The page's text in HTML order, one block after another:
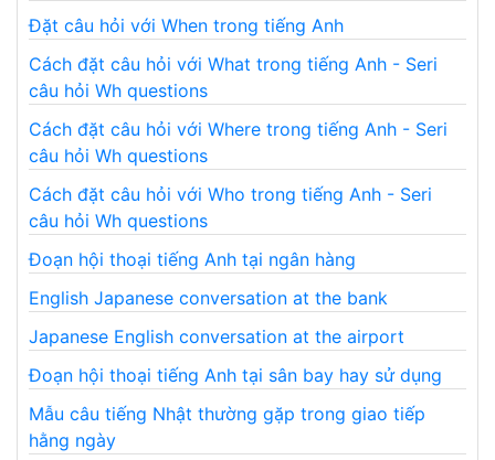
Đặt câu hỏi với When trong tiếng Anh
Cách đặt câu hỏi với What trong tiếng Anh - Seri
câu hỏi Wh questions
Cách đặt câu hỏi với Where trong tiếng Anh - Seri
câu hỏi Wh questions
Cách đặt câu hỏi với Who trong tiếng Anh - Seri
câu hỏi Wh questions
Đoạn hội thoại tiếng Anh tại ngân hàng
English Japanese conversation at the bank
Japanese English conversation at the airport
Đoạn hội thoại tiếng Anh tại sân bay hay sử dụng
Mẫu câu tiếng Nhật thường gặp trong giao tiếp
hằng ngày